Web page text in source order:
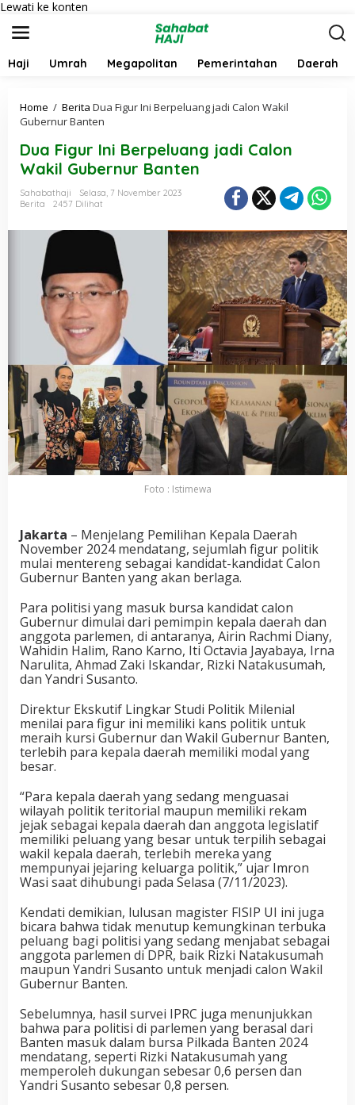
Lewati ke konten
Haji Umrah Megapolitan Pemerintahan Daerah
Home / Berita Dua Figur Ini Berpeluang jadi Calon Wakil
Gubernur Banten
Dua Figur Ini Berpeluang jadi Calon
Wakil Gubernur Banten
Sahabathaji
Selasa, 7 November 2023
Berita
2457 Dilihat
Foto : Istimewa
Jakarta – Menjelang Pemilihan Kepala Daerah
November 2024 mendatang, sejumlah figur politik
mulai mentereng sebagai kandidat-kandidat Calon
Gubernur Banten yang akan berlaga.
Para politisi yang masuk bursa kandidat calon
Gubernur dimulai dari pemimpin kepala daerah dan
anggota parlemen, di antaranya, Airin Rachmi Diany,
Wahidin Halim, Rano Karno, Iti Octavia Jayabaya, Irna
Narulita, Ahmad Zaki Iskandar, Rizki Natakusumah,
dan Yandri Susanto.
Direktur Ekskutif Lingkar Studi Politik Milenial
menilai para figur ini memiliki kans politik untuk
meraih kursi Gubernur dan Wakil Gubernur Banten,
terlebih para kepala daerah memiliki modal yang
besar.
“Para kepala daerah yang sedang menguasai
wilayah politik teritorial maupun memiliki rekam
jejak sebagai kepala daerah dan anggota legislatif
memiliki peluang yang besar untuk terpilih sebagai
wakil kepala daerah, terlebih mereka yang
mempunyai jejaring keluarga politik,” ujar Imron
Wasi saat dihubungi pada Selasa (7/11/2023).
Kendati demikian, lulusan magister FISIP UI ini juga
bicara bahwa tidak menutup kemungkinan terbuka
peluang bagi politisi yang sedang menjabat sebagai
anggota parlemen di DPR, baik Rizki Natakusumah
maupun Yandri Susanto untuk menjadi calon Wakil
Gubernur Banten.
Sebelumnya, hasil survei IPRC juga menunjukkan
bahwa para politisi di parlemen yang berasal dari
Banten masuk dalam bursa Pilkada Banten 2024
mendatang, seperti Rizki Natakusumah yang
memperoleh dukungan sebesar 0,6 persen dan
Yandri Susanto sebesar 0,8 persen.